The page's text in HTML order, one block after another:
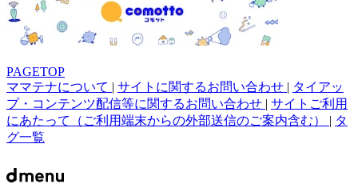
PAGETOP
ママテナについて | サイトに関するお問い合わせ | タイアッ
プ・コンテンツ配信等に関するお問い合わせ | サイトご利用
にあたって（ご利用端末からの外部送信のご案内含む） | タ
グ一覧